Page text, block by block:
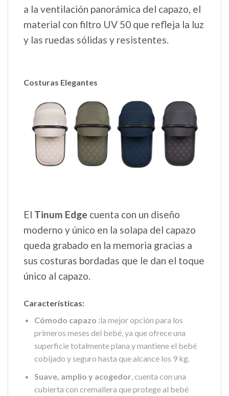
a la ventilación panorámica del capazo, el
material con filtro UV 50 que refleja la luz
y las ruedas sólidas y resistentes.
Costuras Elegantes
El Tinum Edge cuenta con un diseño
moderno y único en la solapa del capazo
queda grabado en la memoria gracias a
sus costuras bordadas que le dan el toque
único al capazo.
Características:
Cómodo capazo :la mejor opción para los
primeros meses del bebé, ya que ofrece una
superficie totalmente plana y mantiene el bebé
cobijado y seguro hasta que alcance los 9 kg.
Suave, amplio y acogedor , cuenta con una
cubierta con cremallera que protege al bebé